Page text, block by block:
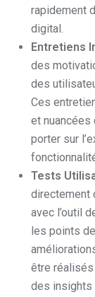
rapidement
digital.
Entretiens
des
des
Ces
et
porter sur
Tests
directement
avec l’outil
les points
être
des insights